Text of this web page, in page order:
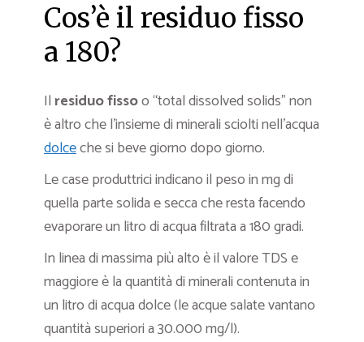
Cos’è il residuo fisso
a 180?
Il residuo fissoo “total dissolved solids” non
è altro che l’insieme di minerali sciolti nell’acqua
dolceche si beve giorno dopo giorno.
Le case produttrici indicano il peso in mg di
quella parte solida e secca che resta facendo
evaporare un litro di acqua filtrata a 180 gradi.
In linea di massima più alto è il valore TDS e
maggiore è la quantità di minerali contenuta in
un litro di acqua dolce (le acque salate vantano
quantità superiori a 30.000 mg/l).